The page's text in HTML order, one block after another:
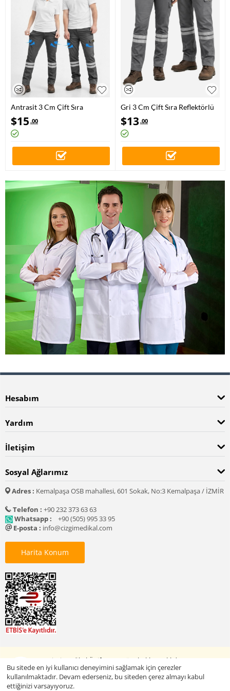
Antrasit 3 Cm Çift Sıra
Reflektörlü Likralı Gabardin
Kumaş İş Pantolonu
$15 .00
Gri 3 Cm Çift Sıra Reflektörlü
İş Pantolonu Gabardin Kumaş
$13.00
Hesabım
Yardım
İletişim
Sosyal Ağlarımız
Adres : Kemalpaşa OSB mahallesi, 601 Sokak, No:3 Kemalpaşa / İZMİR
Telefon : +90 232 373 63 63
Whatsapp :
+90 (505) 995 33 95
E-posta : info@cizgimedikal.com
Harita Konum
© 2005 - 2026 Çizgi Medikal Üniforma. Tüm hakları saklıdır.
Bu sitede en iyi kullanıcı deneyimini sağlamak için çerezler
kullanılmaktadır. Devam ederseniz, bu siteden çerez almayı kabul
ettiğinizi varsayıyoruz.